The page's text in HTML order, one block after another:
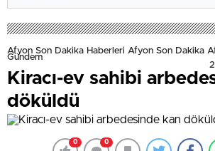
Afyon Son Dakika Haberleri Afyon Son Dakika
Gündem
Kiracı-ev sahibi
döküldü
0 0